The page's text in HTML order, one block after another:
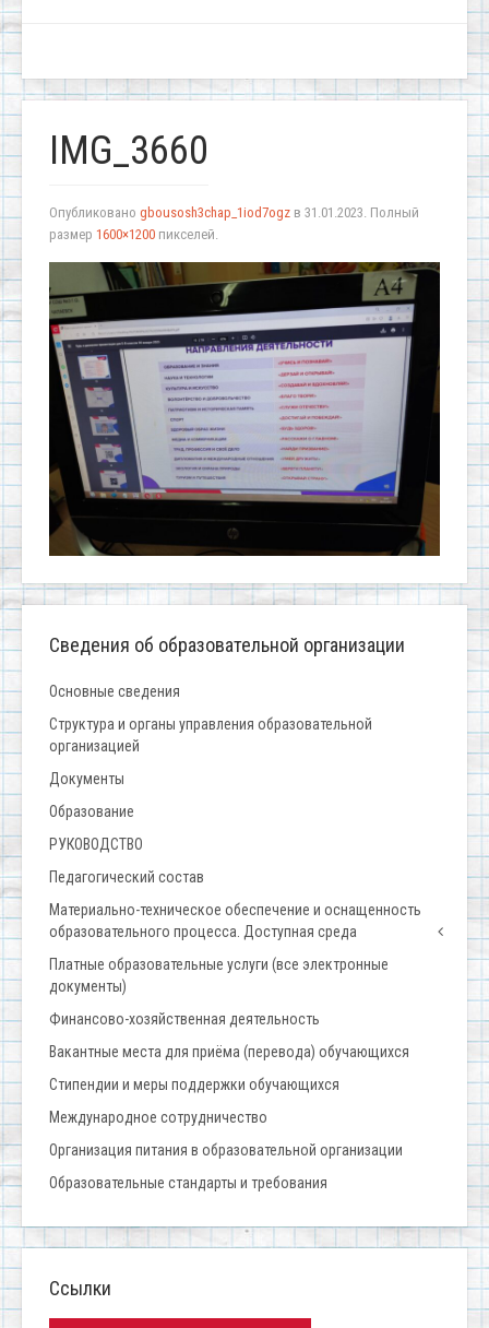
IMG_3660
Опубликовано gbousosh3chap_1iod7ogz в 31.01.2023. Полный
размер 1600×1200 пикселей.
Сведения об образовательной организации
Основные сведения
Структура и органы управления образовательной
организацией
Документы
Образование
РУКОВОДСТВО
Педагогический состав
Материально-техническое обеспечение и оснащенность
образовательного процесса. Доступная среда
Платные образовательные услуги (все электронные
документы)
Финансово-хозяйственная деятельность
Вакантные места для приёма (перевода) обучающихся
Стипендии и меры поддержки обучающихся
Международное сотрудничество
Организация питания в образовательной организации
Образовательные стандарты и требования
Ссылки